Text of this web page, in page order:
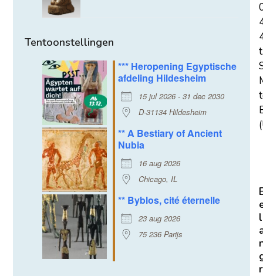
Tentoonstellingen
*** Heropening Egyptische
afdeling Hildesheim
15 jul 2026 - 31 dec 2030
D-31134 Hildesheim
** A Bestiary of Ancient
Nubia
16 aug 2026
Chicago, IL
** Byblos, cité éternelle
23 aug 2026
75 236 Parijs
l
r